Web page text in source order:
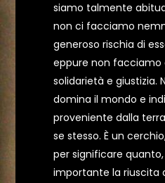
siamo talmente
non ci facciamo
generoso rischia di
eppure non facciamo
solidarietà e giustizia.
domina il mondo e
proveniente dalla
se stesso. È un
per significare quanto,
importante la riuscita